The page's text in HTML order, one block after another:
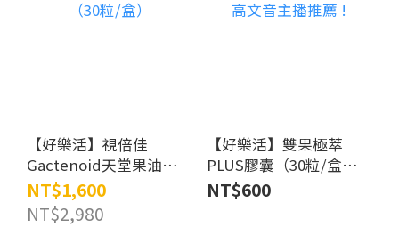
【好樂活】視倍佳
Gactenoid天堂果油膠囊
（30粒/盒）
NT$1,600
NT$2,980
【好樂活】雙果極萃
PLUS膠囊（30粒/盒）~
高文音主播推薦 !
NT$600